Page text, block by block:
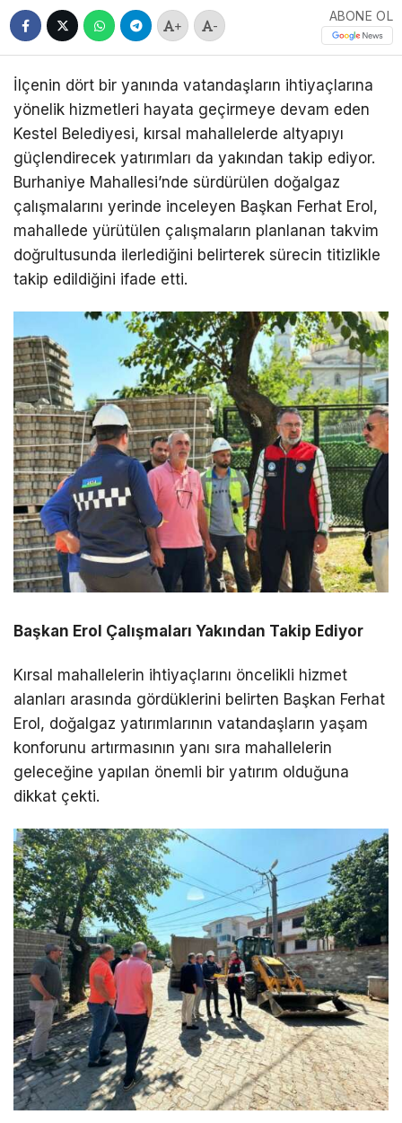
+ -
ABONE OL
İlçenin dört bir yanında vatandaşların ihtiyaçlarına
yönelik hizmetleri hayata geçirmeye devam eden
Kestel Belediyesi, kırsal mahallelerde altyapıyı
güçlendirecek yatırımları da yakından takip ediyor.
Burhaniye Mahallesi’nde sürdürülen doğalgaz
çalışmalarını yerinde inceleyen Başkan Ferhat Erol,
mahallede yürütülen çalışmaların planlanan takvim
doğrultusunda ilerlediğini belirterek sürecin titizlikle
takip edildiğini ifade etti.
Başkan Erol Çalışmaları Yakından Takip Ediyor
Kırsal mahallelerin ihtiyaçlarını öncelikli hizmet
alanları arasında gördüklerini belirten Başkan Ferhat
Erol, doğalgaz yatırımlarının vatandaşların yaşam
konforunu artırmasının yanı sıra mahallelerin
geleceğine yapılan önemli bir yatırım olduğuna
dikkat çekti.